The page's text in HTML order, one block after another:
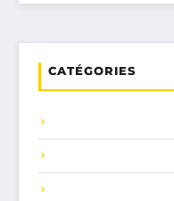
CATÉGORIES